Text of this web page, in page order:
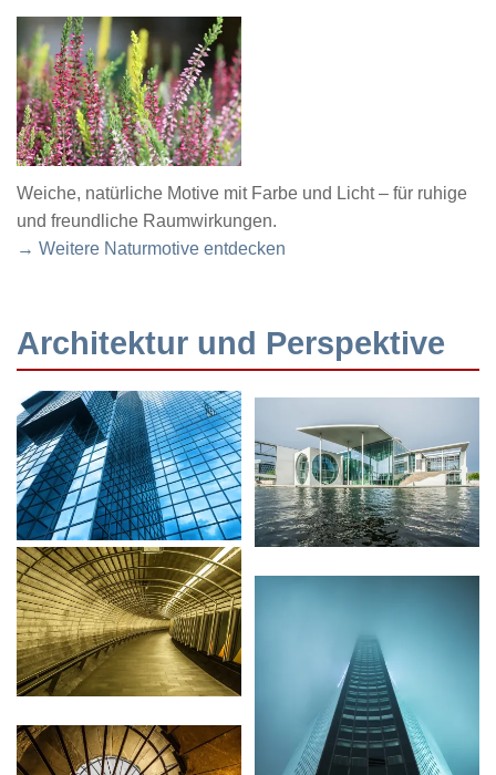
Weiche, natürliche Motive mit Farbe und Licht – für ruhige
und freundliche Raumwirkungen.
→ Weitere Naturmotive entdecken
Architektur und Perspektive